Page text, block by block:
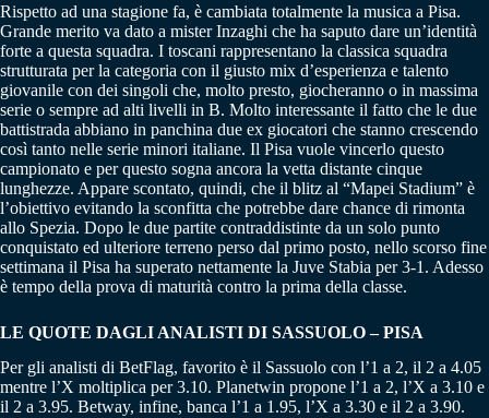
Rispetto ad una stagione fa, è cambiata totalmente la musica a Pisa.
Grande merito va dato a mister Inzaghi che ha saputo dare un’identità
forte a questa squadra. I toscani rappresentano la classica squadra
strutturata per la categoria con il giusto mix d’esperienza e talento
giovanile con dei singoli che, molto presto, giocheranno o in massima
serie o sempre ad alti livelli in B. Molto interessante il fatto che le due
battistrada abbiano in panchina due ex giocatori che stanno crescendo
così tanto nelle serie minori italiane. Il Pisa vuole vincerlo questo
campionato e per questo sogna ancora la vetta distante cinque
lunghezze. Appare scontato, quindi, che il blitz al “Mapei Stadium” è
l’obiettivo evitando la sconfitta che potrebbe dare chance di rimonta
allo Spezia. Dopo le due partite contraddistinte da un solo punto
conquistato ed ulteriore terreno perso dal primo posto, nello scorso fine
settimana il Pisa ha superato nettamente la Juve Stabia per 3-1. Adesso
è tempo della prova di maturità contro la prima della classe.
LE QUOTE DAGLI ANALISTI DI SASSUOLO – PISA
Per gli analisti di BetFlag, favorito è il Sassuolo con l’1 a 2, il 2 a 4.05
mentre l’X moltiplica per 3.10. Planetwin propone l’1 a 2, l’X a 3.10 e
il 2 a 3.95. Betway, infine, banca l’1 a 1.95, l’X a 3.30 e il 2 a 3.90.